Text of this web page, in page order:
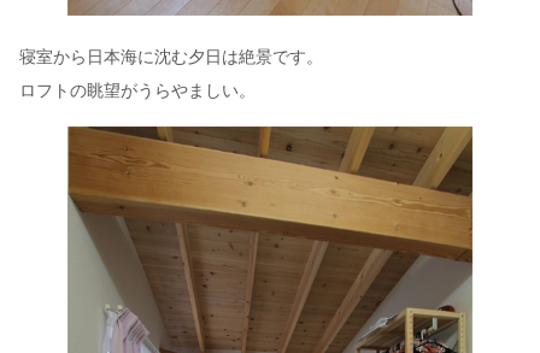
寝室から日本海に沈む夕日は絶景です。
ロフトの眺望がうらやましい。